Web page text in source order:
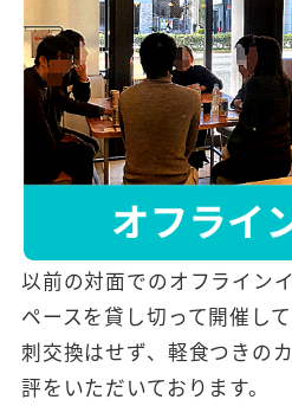
以前の対面でのオフライン
ペースを貸し切って開催し
刺交換はせず、軽食つきの
評をいただいております。